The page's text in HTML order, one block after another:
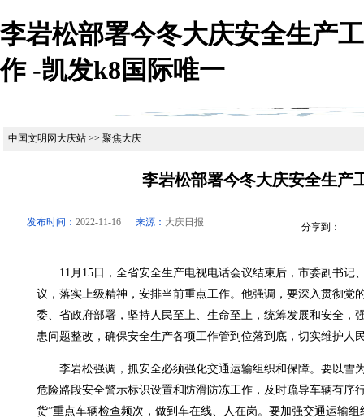
李岩松部署今冬大庆安全生产工
作 -凯发k8国际唯一
中国文明网大庆站 >> 聚焦大庆
李岩松部署今冬大庆安全生产
发布时间： 2022-11-16 来源： 大庆日报 分享到：
11月15日，全省安全生产电视电话会议结束后，市委副书记
议，落实上级精神，安排当前重点工作。他强调，要深入贯彻党
委、省政府部署，坚持人民至上、生命至上，统筹发展和安全，
患问题整改，确保安全生产各项工作管到位落到底，切实维护人
李岩松强调，抓安全必须强化交通运输组织和保障。要以雪
危险路段安全警示标识设置和防滑防冻工作，及时疏导车辆有序
货”重点车辆检查频次，做到车在线、人在岗。要加强交通运输